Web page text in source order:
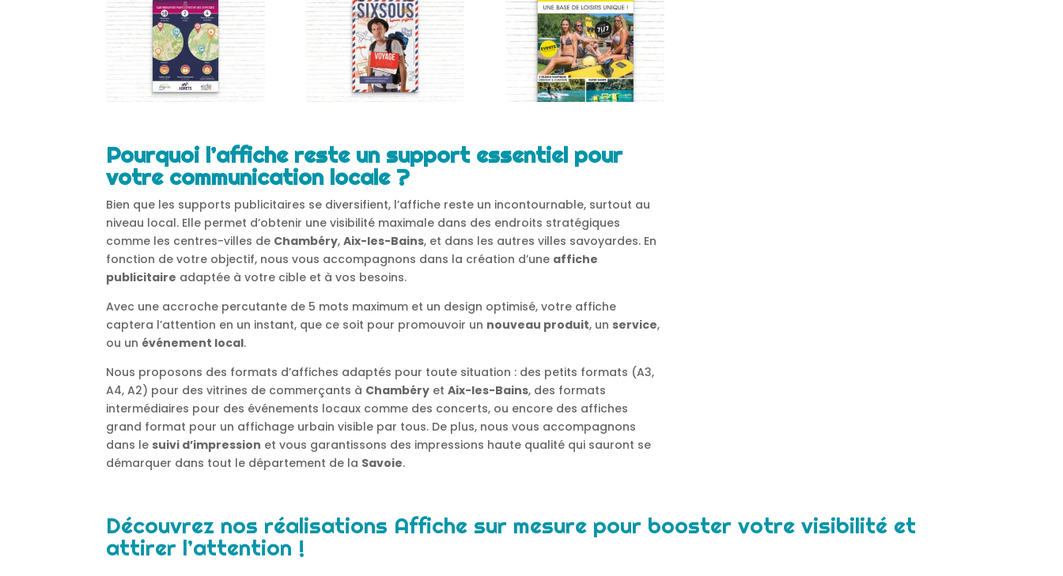
Pourquoi l’affiche reste un support essentiel pour
votre communication locale ?
Bien que les supports publicitaires se diversifient, l’affiche reste un incontournable, surtout au
niveau local. Elle permet d’obtenir une visibilité maximale dans des endroits stratégiques
comme les centres-villes de Chambéry,Aix-les-Bains, et dans les autres villes savoyardes. En
fonction de votre objectif, nous vous accompagnons dans la création d’une affiche
publicitaire adaptée à votre cible et à vos besoins.
Avec une accroche percutante de 5 mots maximum et un design optimisé, votre affiche
captera l’attention en un instant, que ce soit pour promouvoir un nouveau produit, un service,
ou un événement local.
Nous proposons des formats d’affiches adaptés pour toute situation : des petits formats (A3,
A4, A2) pour des vitrines de commerçants à Chambéry etAix-les-Bains, des formats
intermédiaires pour des événements locaux comme des concerts, ou encore des affiches
grand format pour un affichage urbain visible par tous. De plus, nous vous accompagnons
dans le suivi d’impression et vous garantissons des impressions haute qualité qui sauront se
démarquer dans tout le département de la Savoie.
Découvrez nos réalisations Affiche sur mesure pour booster votre visibilité et
attirer l’attention !